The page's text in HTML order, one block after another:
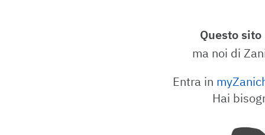
Questo
ma noi di
Entra in
Hai